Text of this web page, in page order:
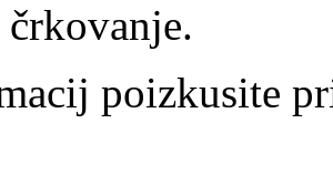
poizkusite